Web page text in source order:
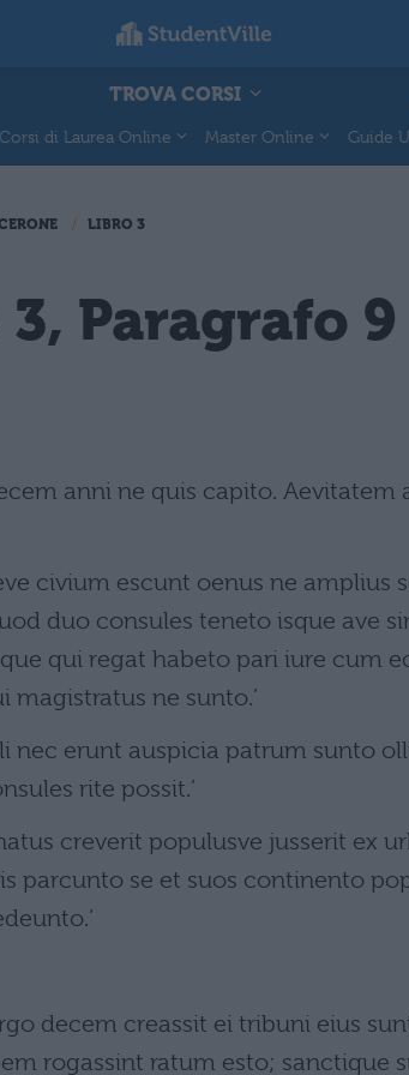
TROVA CORSI
Corsi di Laurea Online Master Online Guide
LIBRO 3
Paragrafo 9
anni ne quis capito. Aevitatem
civium escunt oenus ne amplius
duo consules teneto isque ave
qui regat habeto pari iure cum
ne sunto.’
nec erunt auspicia patrum sunto
rite possit.’
creverit populusve jusserit ex
parcunto se et suos continento
decem creassit ei tribuni eius
rogassint ratum esto; sanctique